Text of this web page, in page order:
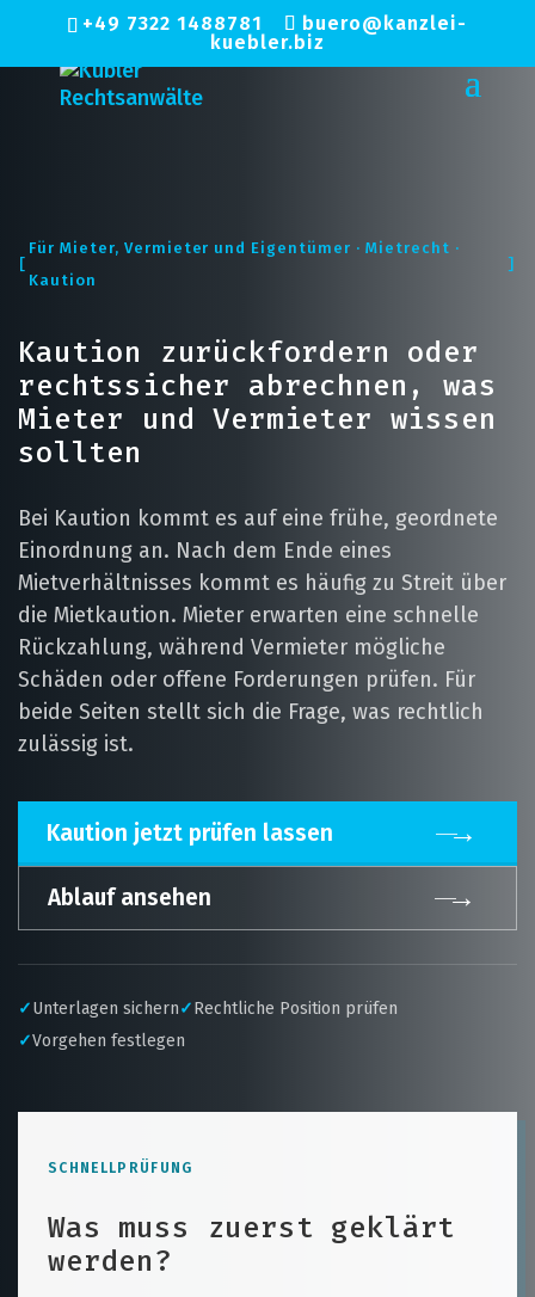
+49 7322 1488781
buero@kanzlei-
kuebler.biz
Für Mieter, Vermieter und Eigentümer · Mietrecht ·
Kaution
Kaution zurückfordern oder
rechtssicher abrechnen, was
Mieter und Vermieter wissen
sollten
Bei Kaution kommt es auf eine frühe, geordnete
Einordnung an. Nach dem Ende eines
Mietverhältnisses kommt es häufig zu Streit über
die Mietkaution. Mieter erwarten eine schnelle
Rückzahlung, während Vermieter mögliche
Schäden oder offene Forderungen prüfen. Für
beide Seiten stellt sich die Frage, was rechtlich
zulässig ist.
Kaution jetzt prüfen lassen →
Ablauf ansehen →
✓Unterlagen sichern✓Rechtliche Position prüfen
✓Vorgehen festlegen
SCHNELLPRÜFUNG
Was muss zuerst geklärt
werden?